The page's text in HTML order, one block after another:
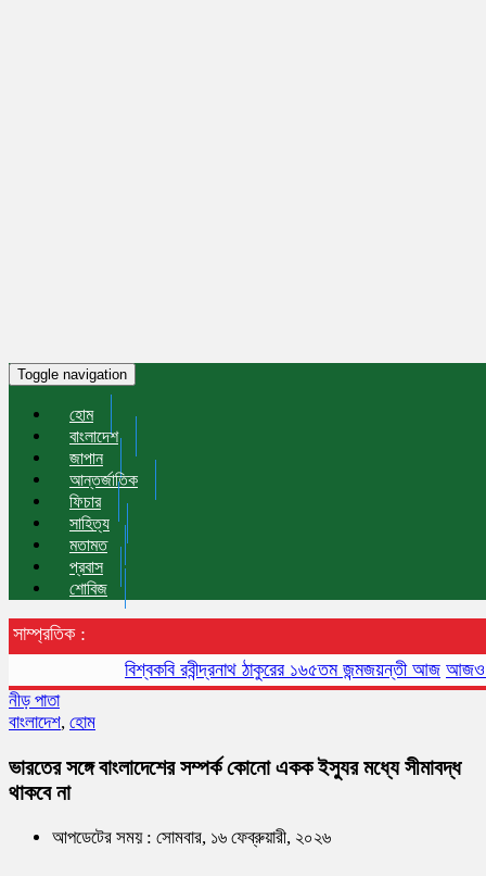
Toggle navigation
হোম
বাংলাদেশ
জাপান
আন্তর্জাতিক
ফিচার
সাহিত্য
মতামত
প্রবাস
শোবিজ
সাম্প্রতিক :
বিশ্বকবি রবীন্দ্রনাথ ঠাকুরের ১৬৫তম জন্মজয়ন্তী আজ আজও বায়ুদূষণে
নীড় পাতা
বাংলাদেশ, হোম
ভারতের সঙ্গে বাংলাদেশের সম্পর্ক কোনো একক ইস্যুর মধ্যে সীমাবদ্ধ
থাকবে না
আপডেটের সময় : সোমবার, ১৬ ফেব্রুয়ারী, ২০২৬